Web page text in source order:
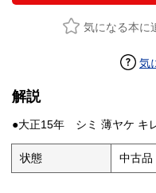
気になる本に
気
解説
●大正15年 シミ 薄ヤケ キ
状態 中古品